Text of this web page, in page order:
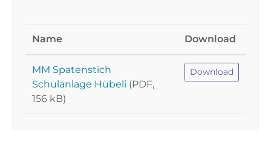
Name Download
MM Spatenstich
Schulanlage Hübeli (PDF,
156 kB)
Download